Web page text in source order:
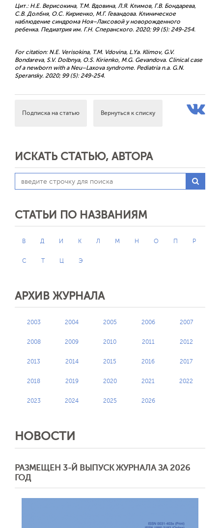
Цит.: Н.Е. Верисокина, Т.М. Вдовина, Л.Я. Климов, Г.В. Бондарева,
С.В. Долбня, О.С. Кириенко, М.Г. Гевандова. Клиническое
наблюдение синдрома Ноя–Лаксовой у новорожденного
ребенка. Педиатрия им. Г.Н. Сперанского. 2020; 99 (5): 249-254.
For citation: N.E. Verisokina, T.M. Vdovina, L.Yа. Klimov, G.V.
Bondareva, S.V. Dolbnya, O.S. Kirienko, M.G. Gevandova. Clinical case
of a newborn with a Neu–Laxova syndrome. Pediatria n.a. G.N.
Speransky. 2020; 99 (5): 249-254.
Подписка на статью Вернуться к списку
ИСКАТЬ СТАТЬЮ, АВТОРА
СТАТЬИ ПО НАЗВАНИЯМ
В Д И К Л М Н О П Р
С Т Ц Э
АРХИВ ЖУРНАЛА
2003 2004 2005 2006 2007
2008 2009 2010 2011 2012
2013 2014 2015 2016 2017
2018 2019 2020 2021 2022
2023 2024 2025 2026
НОВОСТИ
РАЗМЕЩЕН 3-Й ВЫПУСК ЖУРНАЛА ЗА 2026
ГОД